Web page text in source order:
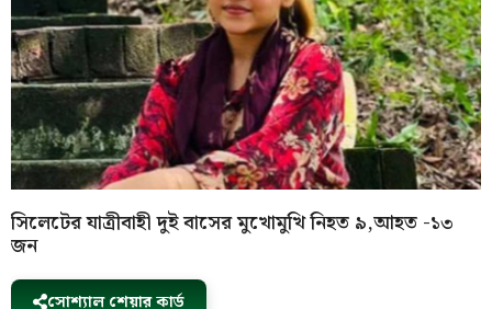
সিলেটের যাত্রীবাহী দুই বাসের মুখোমুখি নিহত ৯,আহত -১৩
জন
সোশ্যাল শেয়ার কার্ড